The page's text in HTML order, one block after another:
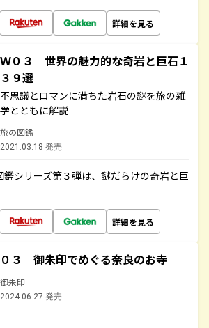
詳細を見る
Ｗ０３ 世界の魅力的な奇岩と巨石１
３９選
不思議とロマンに満ちた岩石の謎を旅の雑
学とともに解説
旅の図鑑
2021.03.18 発売
鑑シリーズ第３弾は、謎だらけの奇岩と巨
詳細を見る
０３ 御朱印でめぐる奈良のお寺
御朱印
2024.06.27 発売